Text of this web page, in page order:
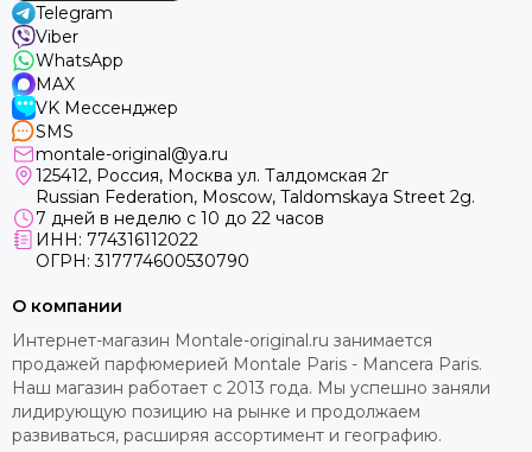
Telegram
Viber
WhatsApp
MAX
VK Мессенджер
SMS
montale-original@ya.ru
125412, Россия, Москва ул. Талдомская 2г
Russian Federation, Moscow, Taldomskaya Street 2g.
7 дней в неделю с 10 до 22 часов
ИНН: 774316112022
ОГРН: 317774600530790
О компании
Интернет-магазин Montale-original.ru занимается
продажей парфюмерией Montale Paris - Mancera Paris.
Наш магазин работает с 2013 года. Мы успешно заняли
лидирующую позицию на рынке и продолжаем
развиваться, расширяя ассортимент и географию.